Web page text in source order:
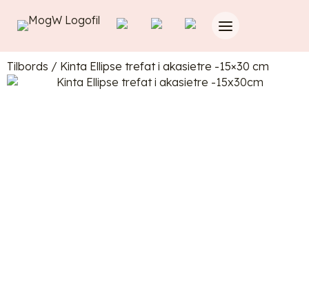
Tilbords / Kinta Ellipse trefat i akasietre -15×30 cm